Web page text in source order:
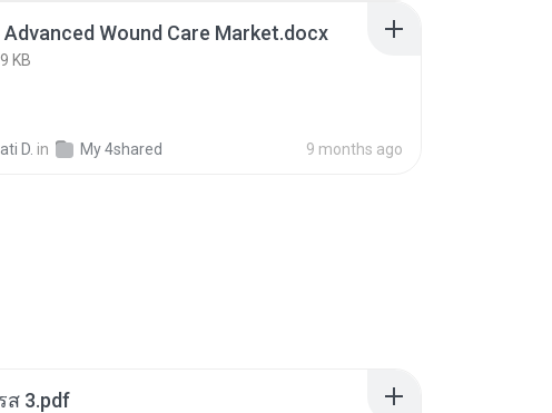
Advanced Wound Care Market.docx
KB
D. in My 4shared 9 months ago
ส 3.pdf